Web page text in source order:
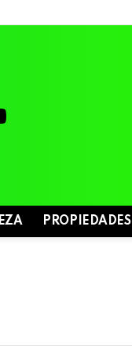
PROPIEDADES